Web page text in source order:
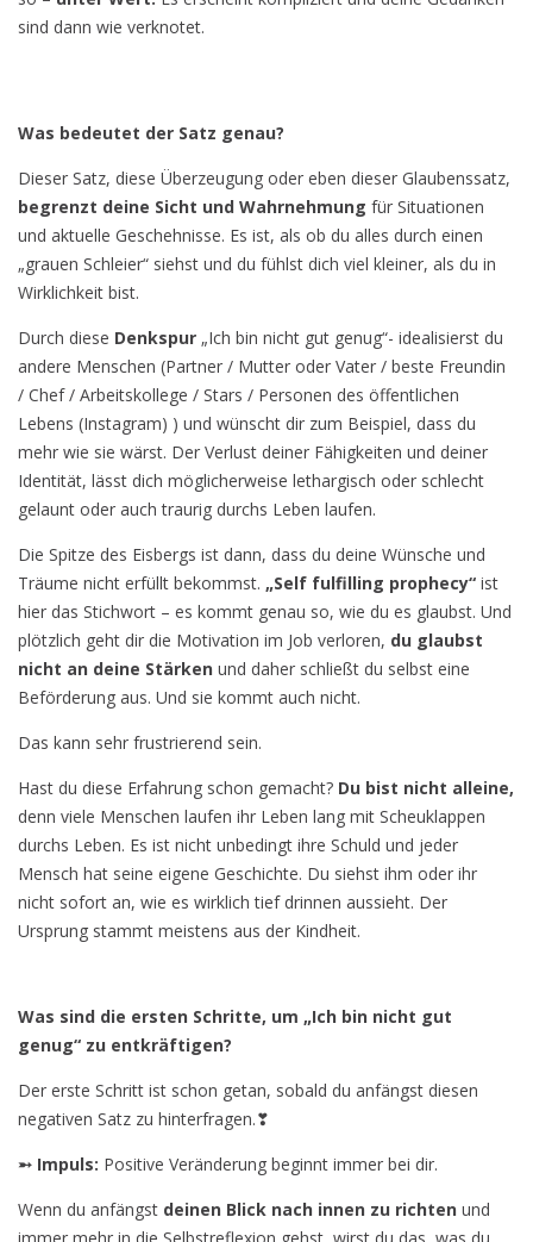
sind dann wie verknotet.
Was bedeutet der Satz genau?
Dieser Satz, diese Überzeugung oder eben dieser Glaubenssatz,
begrenzt deine Sicht und Wahrnehmung für Situationen
und aktuelle Geschehnisse. Es ist, als ob du alles durch einen
„grauen Schleier“ siehst und du fühlst dich viel kleiner, als du in
Wirklichkeit bist.
Durch diese Denkspur „Ich bin nicht gut genug“- idealisierst du
andere Menschen (Partner / Mutter oder Vater / beste Freundin
/ Chef / Arbeitskollege / Stars / Personen des öffentlichen
Lebens (Instagram) ) und wünscht dir zum Beispiel, dass du
mehr wie sie wärst. Der Verlust deiner Fähigkeiten und deiner
Identität, lässt dich möglicherweise lethargisch oder schlecht
gelaunt oder auch traurig durchs Leben laufen.
Die Spitze des Eisbergs ist dann, dass du deine Wünsche und
Träume nicht erfüllt bekommst. „Self fulfilling prophecy“ ist
hier das Stichwort – es kommt genau so, wie du es glaubst. Und
plötzlich geht dir die Motivation im Job verloren, du glaubst
nicht an deine Stärken und daher schließt du selbst eine
Beförderung aus. Und sie kommt auch nicht.
Das kann sehr frustrierend sein.
Hast du diese Erfahrung schon gemacht? Du bist nicht alleine,
denn viele Menschen laufen ihr Leben lang mit Scheuklappen
durchs Leben. Es ist nicht unbedingt ihre Schuld und jeder
Mensch hat seine eigene Geschichte. Du siehst ihm oder ihr
nicht sofort an, wie es wirklich tief drinnen aussieht. Der
Ursprung stammt meistens aus der Kindheit.
Was sind die ersten Schritte, um „Ich bin nicht gut
genug“ zu entkräftigen?
Der erste Schritt ist schon getan, sobald du anfängst diesen
negativen Satz zu hinterfragen.❣
➵ Impuls: Positive Veränderung beginnt immer bei dir.
Wenn du anfängst deinen Blick nach innen zu richten und